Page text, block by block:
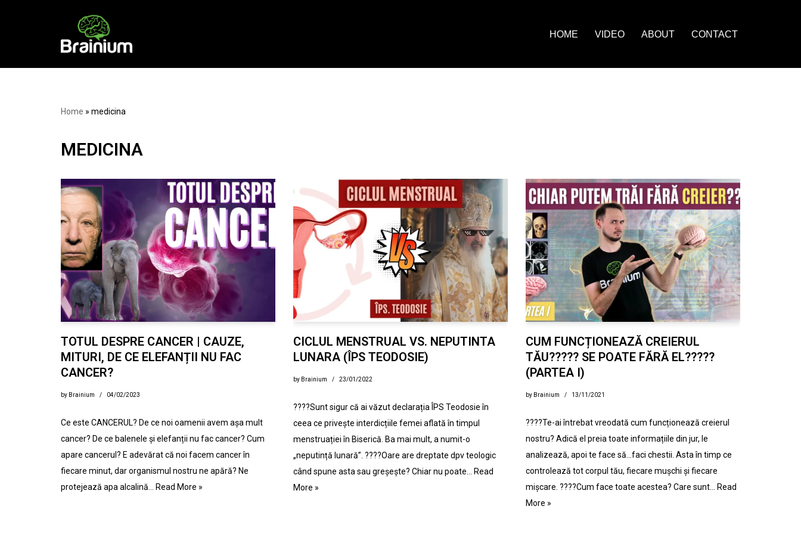
content
HOME VIDEO ABOUT CONTACT
Home » medicina
MEDICINA
TOTUL DESPRE CANCER | CAUZE,
MITURI, DE CE ELEFANȚII NU FAC
CANCER?
by Brainium 04/02/2023
Ce este CANCERUL? De ce noi oamenii avem așa mult
cancer? De ce balenele și elefanții nu fac cancer? Cum
apare cancerul? E adevărat că noi facem cancer în
fiecare minut, dar organismul nostru ne apără? Ne
protejează apa alcalină…
Read More »
CICLUL MENSTRUAL VS. NEPUTINTA
LUNARA (ÎPS TEODOSIE)
by Brainium 23/01/2022
????Sunt sigur că ai văzut declarația ÎPS Teodosie în
ceea ce privește interdicțiile femei aflată în timpul
menstruației în Biserică. Ba mai mult, a numit-o
„neputință lunară”. ????Oare are dreptate dpv teologic
când spune asta sau greșește? Chiar nu poate…
Read
More »
CUM FUNCȚIONEAZĂ CREIERUL
TĂU????? SE POATE FĂRĂ EL?????
(PARTEA I)
by Brainium 13/11/2021
????Te-ai întrebat vreodată cum funcționează creierul
nostru? Adică el preia toate informațiile din jur, le
analizează, apoi te face să…faci chestii. Asta în timp ce
controlează tot corpul tău, fiecare mușchi și fiecare
mișcare. ????Cum face toate acestea? Care sunt…
Read
More »